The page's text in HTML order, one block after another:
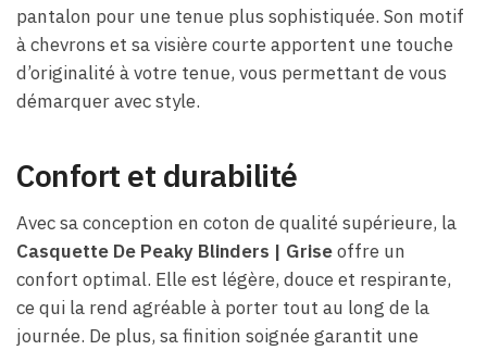
pantalon pour une tenue plus sophistiquée. Son motif
à chevrons et sa visière courte apportent une touche
d’originalité à votre tenue, vous permettant de vous
démarquer avec style.
Confort et durabilité
Avec sa conception en coton de qualité supérieure, la
Casquette De Peaky Blinders​ | Griseoffre un
confort optimal. Elle est légère, douce et respirante,
ce qui la rend agréable à porter tout au long de la
journée. De plus, sa finition soignée garantit une